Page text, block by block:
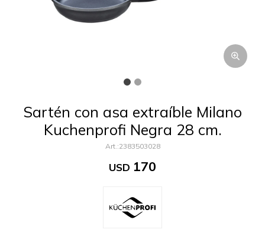
Sartén con asa extraíble Milano
Kuchenprofi Negra 28 cm.
2383503028
USD 170